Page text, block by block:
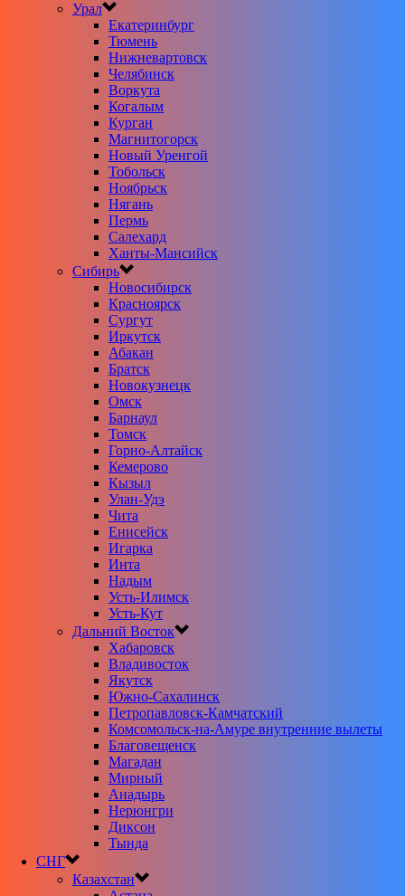
Урал
Екатеринбург
Тюмень
Нижневартовск
Челябинск
Воркута
Когалым
Курган
Магнитогорск
Новый Уренгой
Тобольск
Ноябрьск
Нягань
Пермь
Салехард
Ханты-Мансийск
Сибирь
Новосибирск
Красноярск
Сургут
Иркутск
Абакан
Братск
Новокузнецк
Омск
Барнаул
Томск
Горно-Алтайск
Кемерово
Кызыл
Улан-Удэ
Чита
Енисейск
Игарка
Инта
Надым
Усть-Илимск
Усть-Кут
Дальний Восток
Хабаровск
Владивосток
Якутск
Южно-Сахалинск
Петропавловск-Камчатский
Комсомольск-на-Амуре внутренние вылеты
Благовещенск
Магадан
Мирный
Анадырь
Нерюнгри
Диксон
Тында
СНГ
Казахстан